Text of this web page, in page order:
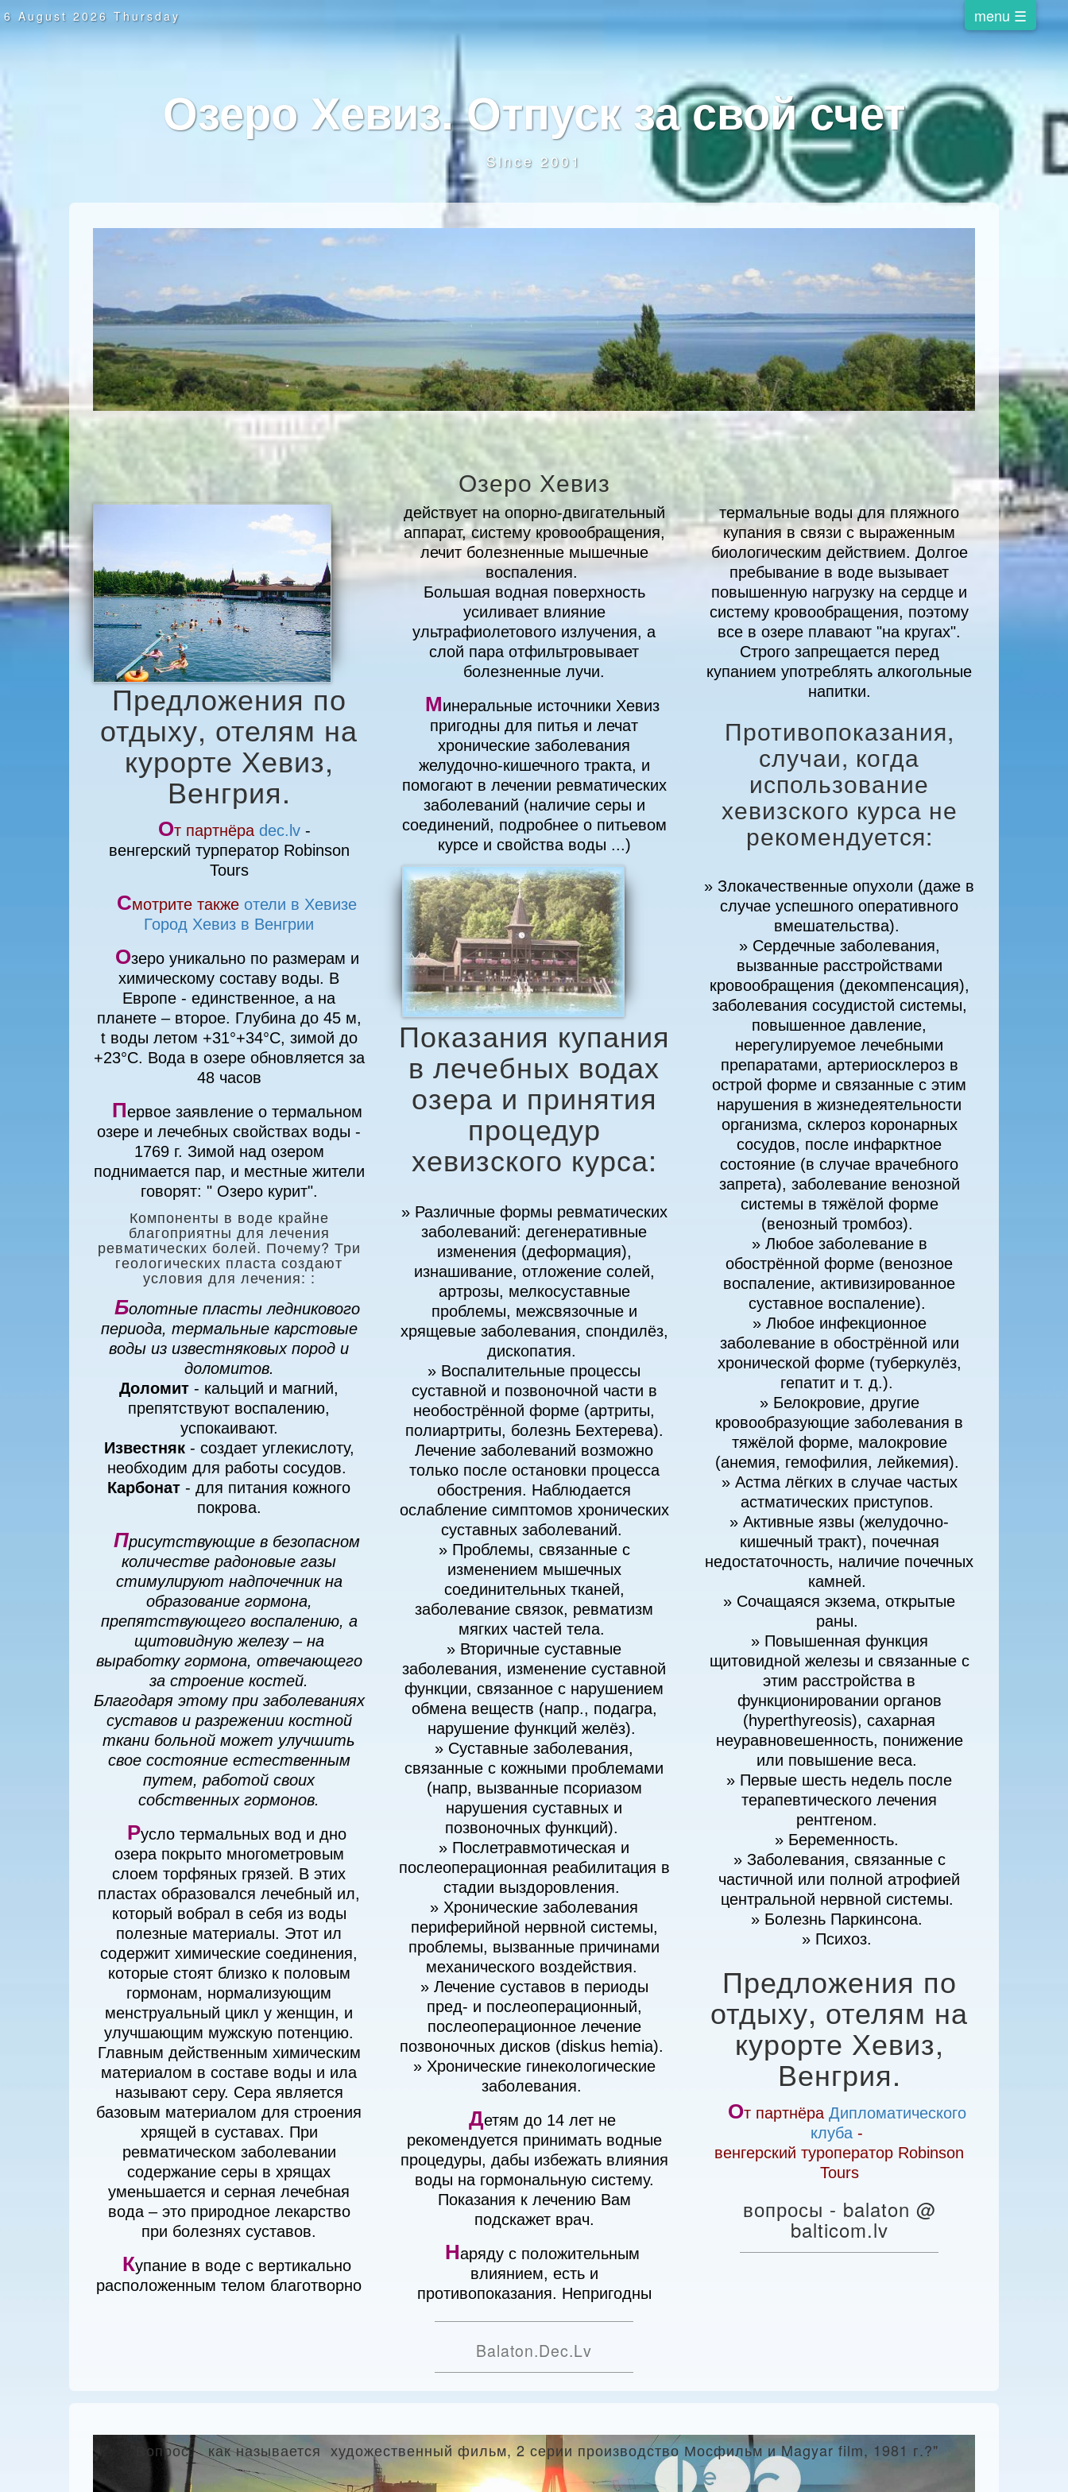
6 August 2026 Thursday
Озеро Хевиз. Отпуск за свой счет
Since 2001
Озеро Хевиз
Предложения по
отдыху, отелям на
курорте Хевиз,
Венгрия.
От партнёра dec.lv -
венгерский турператор Robinson
Tours
Смотрите также отели в Хевизе
Город Хевиз в Венгрии
Озеро уникально по размерам и
химическому составу воды. В
Европе - единственное, а на
планете – второе. Глубина до 45 м,
t воды летом +31°+34°С, зимой до
+23°С. Вода в озере обновляется за
48 часов
Первое заявление о термальном
озере и лечебных свойствах воды -
1769 г. Зимой над озером
поднимается пар, и местные жители
говорят: " Озеро курит".
Компоненты в воде крайне
благоприятны для лечения
ревматических болей. Почему? Три
геологических пласта создают
условия для лечения: :
Болотные пласты ледникового
периода, термальные карстовые
воды из известняковых пород и
доломитов.
Доломит - кальций и магний,
препятствуют воспалению,
успокаивают.
Известняк- создает углекислоту,
необходим для работы сосудов.
Карбонат - для питания кожного
покрова.
Присутствующие в безопасном
количестве радоновые газы
стимулируют надпочечник на
образование гормона,
препятствующего воспалению, а
щитовидную железу – на
выработку гормона, отвечающего
за строение костей.
Благодаря этому при заболеваниях
суставов и разрежении костной
ткани больной может улучшить
свое состояние естественным
путем, работой своих
собственных гормонов.
Русло термальных вод и дно
озера покрыто многометровым
слоем торфяных грязей. В этих
пластах образовался лечебный ил,
который вобрал в себя из воды
полезные материалы. Этот ил
содержит химические соединения,
которые стоят близко к половым
гормонам, нормализующим
менструальный цикл у женщин, и
улучшающим мужскую потенцию.
Главным действенным химическим
материалом в составе воды и ила
называют серу. Сера является
базовым материалом для строения
хрящей в суставах. При
ревматическом заболевании
содержание серы в хрящах
уменьшается и серная лечебная
вода – это природное лекарство
при болезнях суставов.
Купание в воде с вертикально
расположенным телом благотворно
действует на опорно-двигательный
аппарат, систему кровообращения,
лечит болезненные мышечные
воспаления.
Большая водная поверхность
усиливает влияние
ультрафиолетового излучения, а
слой пара отфильтровывает
болезненные лучи.
Минеральные источники Хевиз
пригодны для питья и лечат
хронические заболевания
желудочно-кишечного тракта, и
помогают в лечении ревматических
заболеваний (наличие серы и
соединений, подробнее о питьевом
курсе и свойства воды ...)
Показания купания
в лечебных водах
озера и принятия
процедур
хевизского курса:
» Различные формы ревматических
заболеваний: дегенеративные
изменения (деформация),
изнашивание, отложение солей,
артрозы, мелкосуставные
проблемы, межсвязочные и
хрящевые заболевания, спондилёз,
дископатия.
» Воспалительные процессы
суставной и позвоночной части в
необострённой форме (артриты,
полиартриты, болезнь Бехтерева).
Лечение заболеваний возможно
только после остановки процесса
обострения. Наблюдается
ослабление симптомов хронических
суставных заболеваний.
» Проблемы, связанные с
изменением мышечных
соединительных тканей,
заболевание связок, ревматизм
мягких частей тела.
» Вторичные суставные
заболевания, изменение суставной
функции, связанное с нарушением
обмена веществ (напр., подагра,
нарушение функций желёз).
» Суставные заболевания,
связанные с кожными проблемами
(напр, вызванные псориазом
нарушения суставных и
позвоночных функций).
» Послетравмотическая и
послеоперационная реабилитация в
стадии выздоровления.
» Хронические заболевания
периферийной нервной системы,
проблемы, вызванные причинами
механического воздействия.
» Лечение суставов в периоды
пред- и послеоперационный,
послеоперационное лечение
позвоночных дисков (diskus hemia).
» Хронические гинекологические
заболевания.
Детям до 14 лет не
рекомендуется принимать водные
процедуры, дабы избежать влияния
воды на гормональную систему.
Показания к лечению Вам
подскажет врач.
Наряду с положительным
влиянием, есть и
противопоказания. Непригодны
термальные воды для пляжного
купания в связи с выраженным
биологическим действием. Долгое
пребывание в воде вызывает
повышенную нагрузку на сердце и
систему кровообращения, поэтому
все в озере плавают "на кругах".
Строго запрещается перед
купанием употреблять алкогольные
напитки.
Противопоказания,
случаи, когда
использование
хевизского курса не
рекомендуется:
» Злокачественные опухоли (даже в
случае успешного оперативного
вмешательства).
» Сердечные заболевания,
вызванные расстройствами
кровообращения (декомпенсация),
заболевания сосудистой системы,
повышенное давление,
нерегулируемое лечебными
препаратами, артериосклероз в
острой форме и связанные с этим
нарушения в жизнедеятельности
организма, склероз коронарных
сосудов, после инфарктное
состояние (в случае врачебного
запрета), заболевание венозной
системы в тяжёлой форме
(венозный тромбоз).
» Любое заболевание в
обострённой форме (венозное
воспаление, активизированное
суставное воспаление).
» Любое инфекционное
заболевание в обострённой или
хронической форме (туберкулёз,
гепатит и т. д.).
» Белокровие, другие
кровообразующие заболевания в
тяжёлой форме, малокровие
(анемия, гемофилия, лейкемия).
» Астма лёгких в случае частых
астматических приступов.
» Активные язвы (желудочно-
кишечный тракт), почечная
недостаточность, наличие почечных
камней.
» Сочащаяся экзема, открытые
раны.
» Повышенная функция
щитовидной железы и связанные с
этим расстройства в
функционировании органов
(hyperthyreosis), сахарная
неуравновешенность, понижение
или повышение веса.
» Первые шесть недель после
терапевтического лечения
рентгеном.
» Беременность.
» Заболевания, связанные с
частичной или полной атрофией
центральной нервной системы.
» Болезнь Паркинсона.
» Психоз.
Предложения по
отдыху, отелям на
курорте Хевиз,
Венгрия.
От партнёра Дипломатического
клуба -
венгерский туроператор Robinson
Tours
вопросы - balaton @
balticom.lv
Balaton.Dec.Lv
"Вопрос: как называется художественный фильм, 2 серии производство Мосфильм и Magyar film, 1981 г.?"